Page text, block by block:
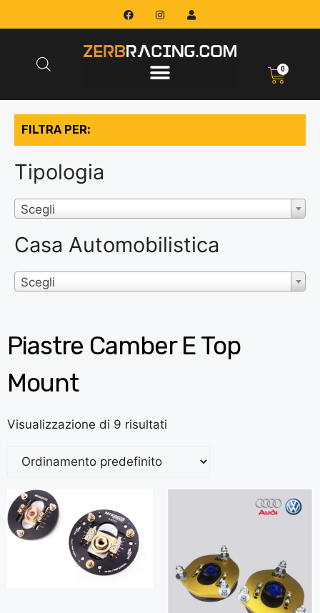
0
FILTRA PER:
Tipologia
Scegli
Casa Automobilistica
Scegli
Piastre Camber E Top
Mount
Visualizzazione di 9 risultati